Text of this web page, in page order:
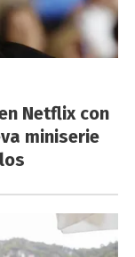
Netflix con
miniserie